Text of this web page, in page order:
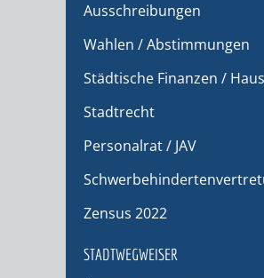
Ausschreibungen
Wahlen / Abstimmungen
Städtische Finanzen /
Stadtrecht
Personalrat / JAV
Zensus 2022
STADTWEGWEISER